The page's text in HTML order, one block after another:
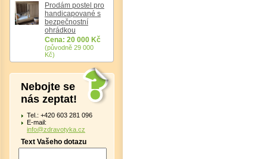
Prodám postel pro
handicapované s
bezpečnostní
ohrádkou
Cena: 20 000 Kč
(původně 29 000
Kč)
Nebojte se
nás zeptat!
Tel.: +420 603 281 096
E-mail:
info@zdravotyka.cz
Text Vašeho dotazu